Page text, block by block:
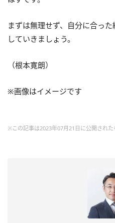
まずは無理せず、自分に合っ
していきましょう。
（根本寛朗）
※画像はイメージです
※この記事は2023年07月21日に公開された